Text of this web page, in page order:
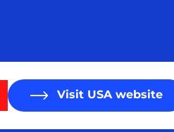
Visit USA website